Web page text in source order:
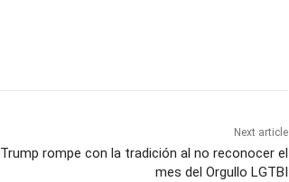
Next article
Trump rompe con la tradición al no reconocer el
mes del Orgullo LGTBI